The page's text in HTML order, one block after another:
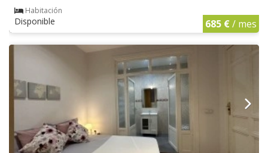
Habitación
Disponible 685 €/ mes